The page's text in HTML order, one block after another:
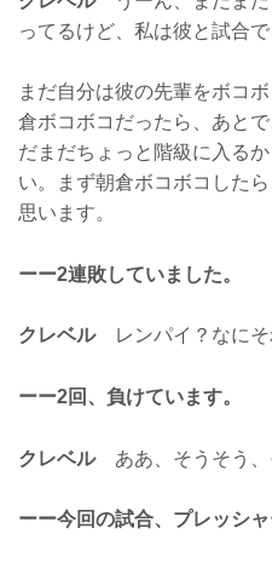
ってるけど、私は彼と試合
まだ自分は彼の先輩をボコ
倉ボコボコだったら、あと
だまだちょっと階級に入る
い。まず朝倉ボコボコした
思います。
ーー2連敗していました。
クレベルレンパイ？なにそ
ーー2回、負けています。
クレベルああ、そうそう、
ーー今回の試合、プレッシ